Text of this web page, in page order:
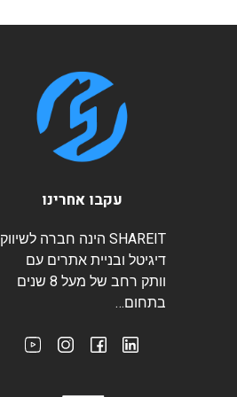
עקבו אחרינו
SHAREIT הינה חברה לשיווק
דיגיטל ובניית אתרים עם
וותק רחב של מעל 8 שנים
בתחום…